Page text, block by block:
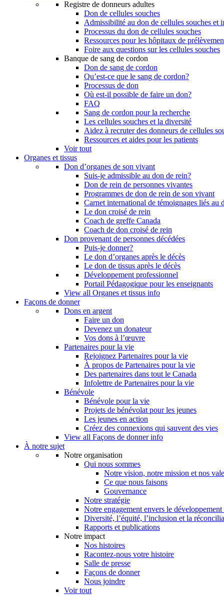
Registre de donneurs adultes
Don de cellules souches
Admissibilité au don de cellules souches et
Processus du don de cellules souches
Ressources pour les hôpitaux de
Foire aux questions sur les cellules souches
Banque de sang de cordon
Don de sang de cordon
Qu’est-ce que le sang de cordon?
Processus de don
Où est-il possible de faire un don?
FAQ
Sang de cordon pour la recherche
Les cellules souches et la diversité
Aidez à recruter des donneurs de cellules
Ressources et aides pour les patients
Voir tout
Organes et tissus
Don d’organes de son vivant
Suis-je admissible au don de rein?
Don de rein de personnes vivantes
Programmes de don de rein de son vivant
Carnet international de témoignages liés au
Le don croisé de rein
Coach de greffe Canada
Coach de don croisé de rein
Don provenant de personnes décédées
Puis-je donner?
Le don d’organes après le décès
Le don de tissus après le décès
Développement professionnel
Portail Pédagogique pour les enseignants
View all Organes et tissus info
Façons de donner
Dons en argent
Faire un don
Devenez un donateur
Vos dons à l’œuvre
Partenaires pour la vie
Rejoignez Partenaires pour la vie
À propos de Partenaires pour la vie
Des partenaires dans tout le Canada
Infolettre de Partenaires pour la vie
Bénévole
Bénévole pour la vie
Projets de bénévolat pour les jeunes
Les jeunes en action
Créez des connexions qui sauvent des vies
View all Façons de donner info
À notre sujet
Notre organisation
Qui nous sommes
Notre vision, notre mission et nos
Ce que nous faisons
Gouvernance
Notre stratégie
Notre engagement envers le
Diversité, l’équité, l’inclusion et la
Rapports et publications
Notre impact
Nos histoires
Racontez-nous votre histoire
Salle de presse
Façons de donner
Nous joindre
Voir tout